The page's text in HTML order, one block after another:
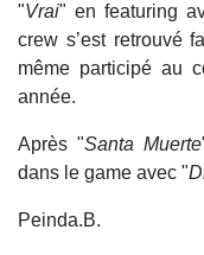
"Vrai" en featuring
crew s’est retrouvé
même participé au
année.
Après "Santa Muerte
dans le game avec "
Peinda.B.